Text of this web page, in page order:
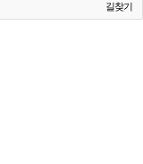
길찾기